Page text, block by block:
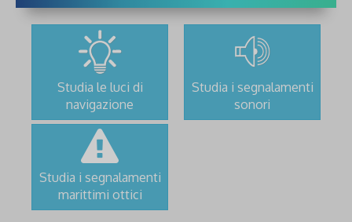
Studia le luci di
navigazione
Studia i segnalamenti
sonori
Studia i segnalamenti
marittimi ottici